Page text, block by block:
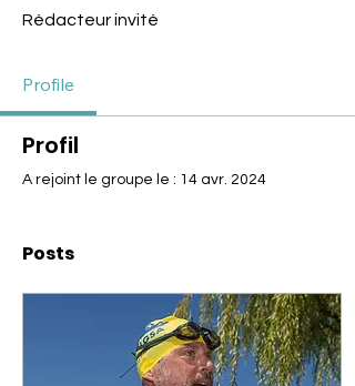
Rédacteur invité
Profile
Profil
A rejoint le groupe le : 14 avr. 2024
Posts